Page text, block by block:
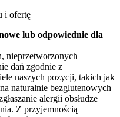
i ofertę
lub odpowiednie dla
nieprzetworzonych
dań zgodnie z
naszych pozycji, takich jak
naturalnie bezglutenowych
alergii obsłudze
Z przyjemnością